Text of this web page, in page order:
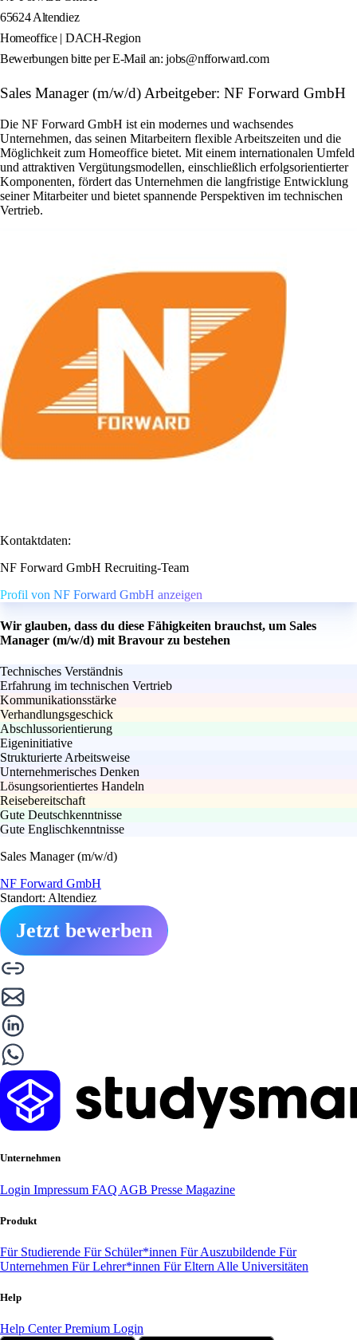
65624 Altendiez
Homeoffice | DACH-Region
Bewerbungen bitte per E-Mail an: jobs@nfforward.com
Sales Manager (m/w/d) Arbeitgeber: NF Forward GmbH
Die NF Forward GmbH ist ein modernes und wachsendes
Unternehmen, das seinen Mitarbeitern flexible Arbeitszeiten und die
Möglichkeit zum Homeoffice bietet. Mit einem internationalen Umfeld
und attraktiven Vergütungsmodellen, einschließlich erfolgsorientierter
Komponenten, fördert das Unternehmen die langfristige Entwicklung
seiner Mitarbeiter und bietet spannende Perspektiven im technischen
Vertrieb.
Kontaktdaten:
NF Forward GmbH Recruiting-Team
Profil von NF Forward GmbH anzeigen
Wir glauben, dass du diese Fähigkeiten brauchst, um Sales
Manager (m/w/d) mit Bravour zu bestehen
Technisches Verständnis
Erfahrung im technischen Vertrieb
Kommunikationsstärke
Verhandlungsgeschick
Abschlussorientierung
Eigeninitiative
Strukturierte Arbeitsweise
Unternehmerisches Denken
Lösungsorientiertes Handeln
Reisebereitschaft
Gute Deutschkenntnisse
Gute Englischkenntnisse
Sales Manager (m/w/d)
NF Forward GmbH
Standort: Altendiez
Jetzt bewerben
Unternehmen
Login Impressum FAQ AGB Presse Magazine
Produkt
Für Studierende Für Schüler*innen Für Auszubildende Für
Unternehmen Für Lehrer*innen Für Eltern Alle Universitäten
Help
Help CenterPremium Login